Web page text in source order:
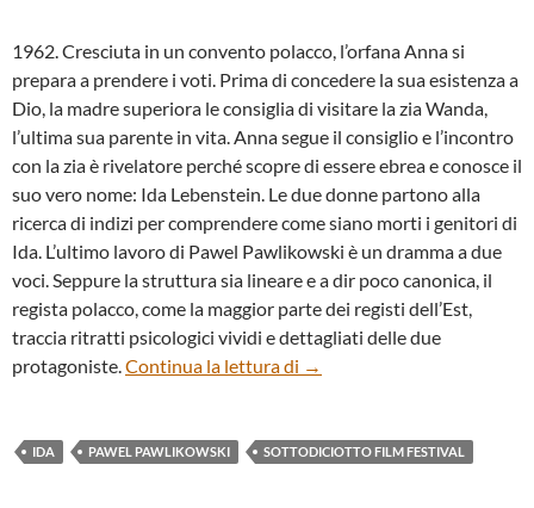
1962. Cresciuta in un convento polacco, l’orfana Anna si
prepara a prendere i voti. Prima di concedere la sua esistenza a
Dio, la madre superiora le consiglia di visitare la zia Wanda,
l’ultima sua parente in vita. Anna segue il consiglio e l’incontro
con la zia è rivelatore perché scopre di essere ebrea e conosce il
suo vero nome: Ida Lebenstein. Le due donne partono alla
ricerca di indizi per comprendere come siano morti i genitori di
Ida. L’ultimo lavoro di Pawel Pawlikowski è un dramma a due
voci. Seppure la struttura sia lineare e a dir poco canonica, il
regista polacco, come la maggior parte dei registi dell’Est,
traccia ritratti psicologici vividi e dettagliati delle due
protagoniste.Continua la lettura di “Ida” di Pawel Pawlikowski
→
IDA PAWEL PAWLIKOWSKI SOTTODICIOTTO FILM FESTIVAL